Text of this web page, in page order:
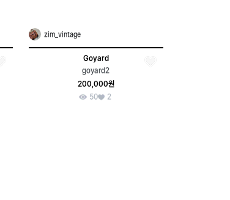
zim_vintage
Goyard
goyard2
200,000원
50
2